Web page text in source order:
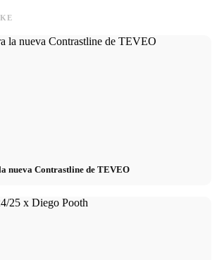
nueva Contrastline de TEVEO